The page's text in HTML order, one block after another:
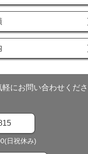
にお問い合わせくださ
日祝休み)